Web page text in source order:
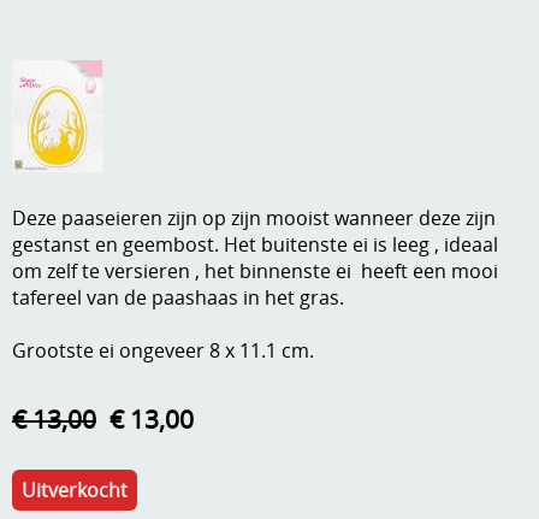
Aanbiedingen
Andere
Dies om te stansen
DVD-CD
Hechtingsmaterialen
Hout , MDF, kartonmateriaal, steen
Verzend - en verpakkingsk
Mijn account
Info
Anders creatief
Gastenboek
Deze paaseieren zijn op zijn mooist wanneer deze zijn
gestanst en geembost. Het buitenste ei is leeg , ideaal
om zelf te versieren , het binnenste ei heeft een mooi
tafereel van de paashaas in het gras.
Grootste ei ongeveer 8 x 11.1 cm.
€ 13,00 € 13,00
Uitverkocht